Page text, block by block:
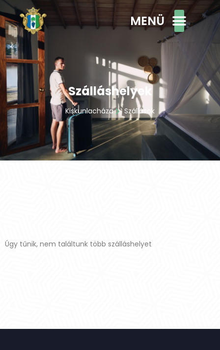
MENÜ
Szálláshelyek
Kiskunlacháza Szállások
Úgy tűnik, nem találtunk több szálláshelyet